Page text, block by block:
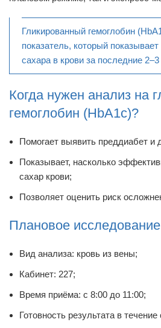
Гликированный гемоглобин
показатель, который
сахара в крови за последние
Когда нужен анализ на
гемоглобин (HbA1c)?
Помогает выявить преддиабет и
Показывает, насколько
сахар крови;
Позволяет оценить риск
Плановое исследование
Вид анализа: кровь из вены;
Кабинет: 227;
Время приёма: с 8:00 до 11:00;
Готовность результата в течение